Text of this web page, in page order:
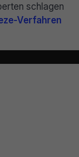
schlagen
Verfahren